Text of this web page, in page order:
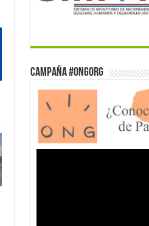
Campaña #ONGorg